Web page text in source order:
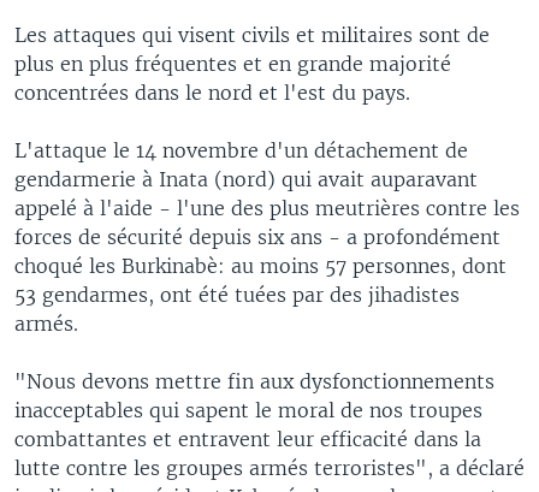
Les attaques qui visent civils et militaires sont de
plus en plus fréquentes et en grande majorité
concentrées dans le nord et l'est du pays.
L'attaque le 14 novembre d'un détachement de
gendarmerie à Inata (nord) qui avait auparavant
appelé à l'aide - l'une des plus meutrières contre les
forces de sécurité depuis six ans - a profondément
choqué les Burkinabè: au moins 57 personnes, dont
53 gendarmes, ont été tuées par des jihadistes
armés.
"Nous devons mettre fin aux dysfonctionnements
inacceptables qui sapent le moral de nos troupes
combattantes et entravent leur efficacité dans la
lutte contre les groupes armés terroristes", a déclaré